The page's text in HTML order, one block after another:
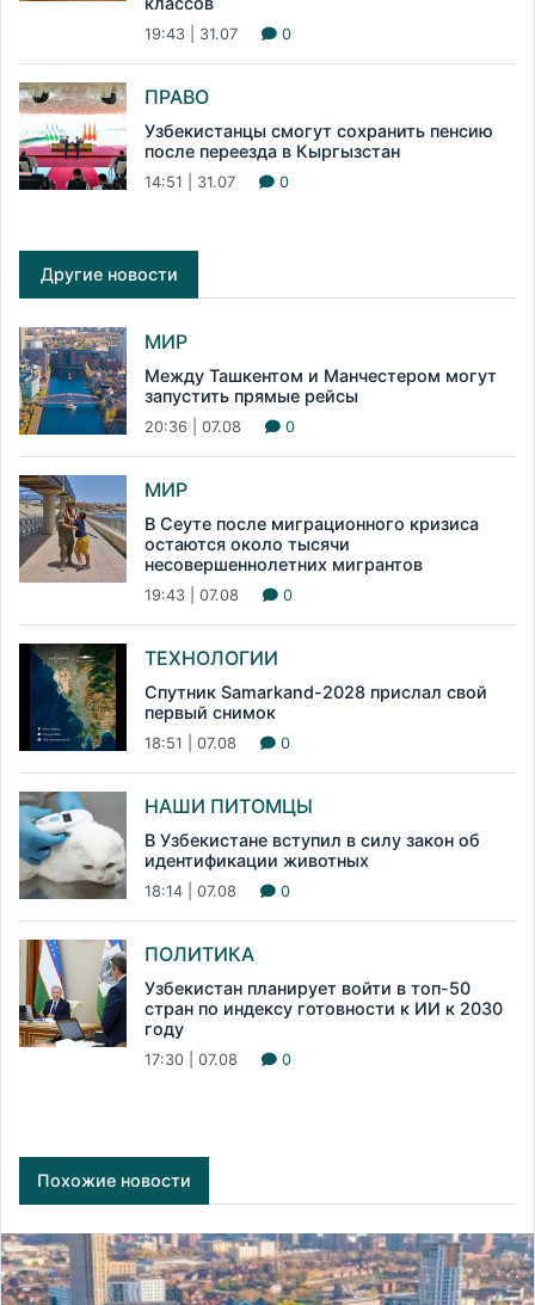
19:43 | 31.07 0
ПРАВО
Узбекистанцы смогут сохранить пенсию
после переезда в Кыргызстан
14:51 | 31.07 0
Другие новости
МИР
Между Ташкентом и Манчестером могут
запустить прямые рейсы
20:36 | 07.08 0
МИР
В Сеуте после миграционного кризиса
остаются около тысячи
несовершеннолетних мигрантов
19:43 | 07.08 0
ТЕХНОЛОГИИ
Спутник Samarkand-2028 прислал свой
первый снимок
18:51 | 07.08 0
НАШИ ПИТОМЦЫ
В Узбекистане вступил в силу закон об
идентификации животных
18:14 | 07.08 0
ПОЛИТИКА
Узбекистан планирует войти в топ-50
стран по индексу готовности к ИИ к 2030
году
17:30 | 07.08 0
Похожие новости